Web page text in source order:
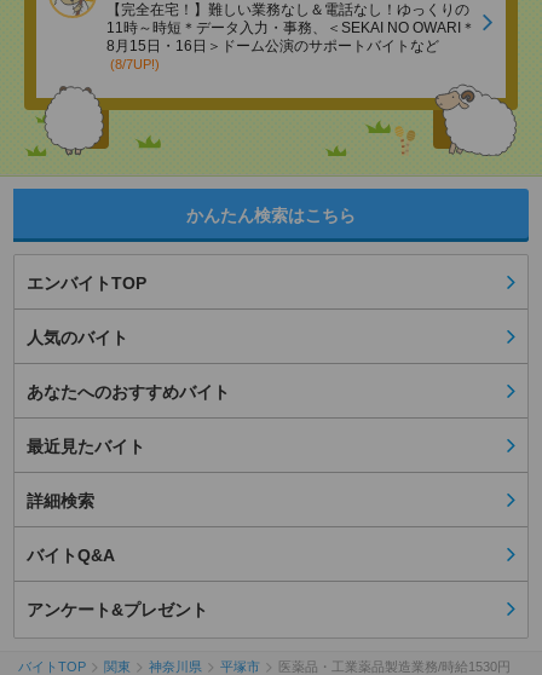
【完全在宅！】難しい業務なし＆電話なし！ゆっくりの
11時～時短＊データ入力・事務、＜SEKAI NO OWARI＊
8月15日・16日＞ドーム公演のサポートバイトなど
(8/7UP!)
かんたん検索はこちら
エンバイトTOP
人気のバイト
あなたへのおすすめバイト
最近見たバイト
詳細検索
バイトQ&A
アンケート&プレゼント
バイトTOP 関東 神奈川県 平塚市 医薬品・工業薬品製造業務/時給1530円